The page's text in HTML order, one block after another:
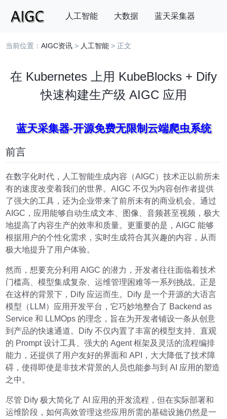
人工智能 大数据 蓝天采集器
搜索
当前位置：AIGC资讯 > 人工智能 > 正文
在 Kubernetes 上用 KubeBlocks + Dify
快速构建生产级 AIGC 应用
蓝天采集器-开源免费无限制云端爬虫系统
前言
在数字化时代，人工智能生成内容（AIGC）技术正以前所未
有的速度改变着我们的世界。AIGC 不仅为内容创作者提供
了强大的工具，还为企业带来了前所未有的商业机会。通过
AIGC，应用能够自动生成文本、图像、音频甚至视频，极大
地提高了内容生产的效率和质量。更重要的是，AIGC 能够
根据用户的个性化需求，实时生成符合其兴趣的内容，从而
极大地提升了用户体验。
然而，想要充分利用 AIGC 的潜力，开发者往往面临着技术
门槛高、模型集成复杂、运维管理困难等一系列挑战。正是
在这样的背景下，Dify 应运而生。Dify 是一个开源的大语言
模型（LLM）应用开发平台，它巧妙地整合了 Backend as
Service 和 LLMOps 的理念，旨在为开发者铺设一条从创意
到产品的快速通道。Dify 不仅内置了丰富的模型支持、直观
的 Prompt 设计工具、强大的 Agent 框架及灵活的流程编排
能力，还提供了用户友好的界面和 API，大大降低了技术障
碍，使得即使是非技术背景的人员也能参与到 AI 应用的塑造
之中。
尽管 Dify 极大简化了 AI 应用的开发流程，但在实际部署和
运维阶段，如何高效管理这些应用所需的基础设施仍然是一